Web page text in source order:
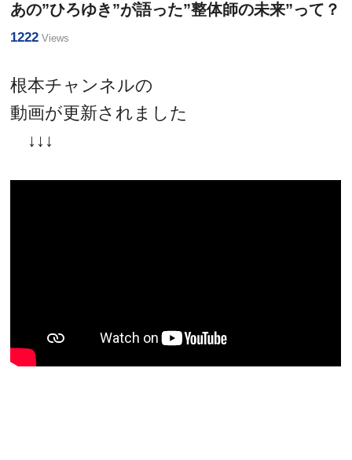
あの”ひろゆき”が語った”整体師の未来”って？
1222 Views
根本チャンネルの
動画が更新されました
↓↓↓